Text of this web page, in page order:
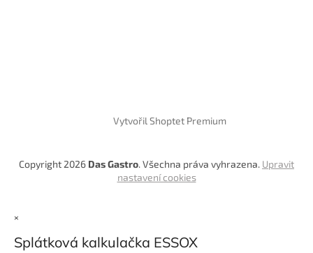
Vytvořil Shoptet Premium
Copyright 2026 Das Gastro. Všechna práva vyhrazena. Upravit
nastavení cookies
×
Splátková kalkulačka ESSOX